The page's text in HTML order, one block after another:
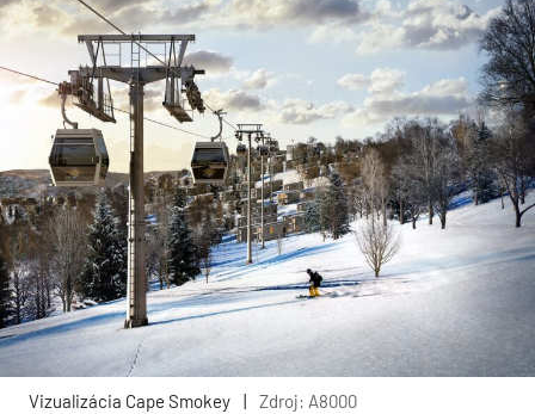
Vizualizácia Cape Smokey Zdroj: A8000